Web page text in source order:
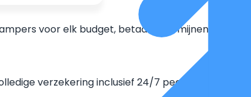
voor elk budget, betaal in termijnen
verzekering inclusief 24/7 pechhulp